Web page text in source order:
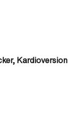
Kardioversion